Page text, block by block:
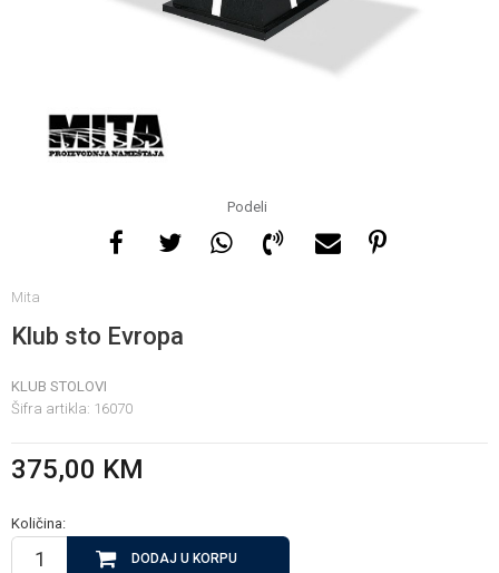
Podeli
Mita
Klub sto Evropa
KLUB STOLOVI
Šifra artikla: 16070
375,00 KM
Količina:
DODAJ U KORPU
POMOĆ PRI
KUPOVINI